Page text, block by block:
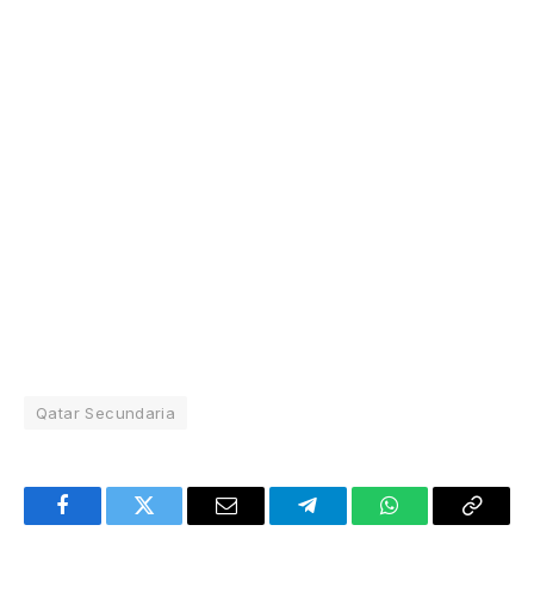
Qatar Secundaria
FacebookTwitter Email TelegramWhatsAppCopy